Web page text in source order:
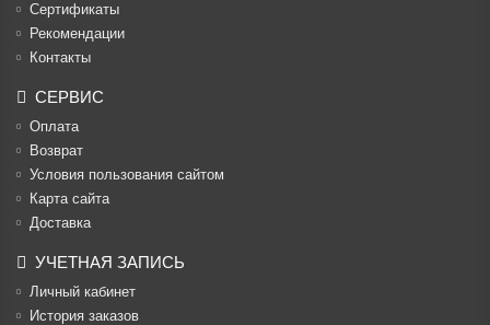
Cертификаты
Рекомендации
Контакты
СЕРВИС
Оплата
Возврат
Условия пользования сайтом
Карта сайта
Доставка
УЧЕТНАЯ ЗАПИСЬ
Личный кабинет
История заказов